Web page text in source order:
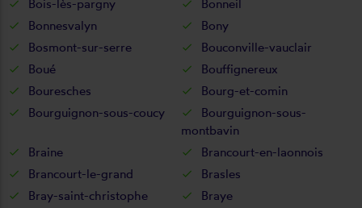
Bois-lès-pargny
Bonneil
Bonnesvalyn
Bony
Bosmont-sur-serre
Bouconville-vauclair
Boué
Bouffignereux
Bouresches
Bourg-et-comin
Bourguignon-sous-coucy
Bourguignon-sous-
montbavin
Braine
Brancourt-en-laonnois
Brancourt-le-grand
Brasles
Bray-saint-christophe
Braye